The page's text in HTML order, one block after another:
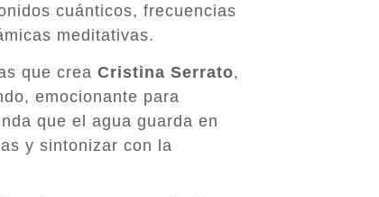
cuánticos, frecuencias
meditativas.
que creaCristina Serrato,
emocionante para
que el agua guarda en
y sintonizar con la